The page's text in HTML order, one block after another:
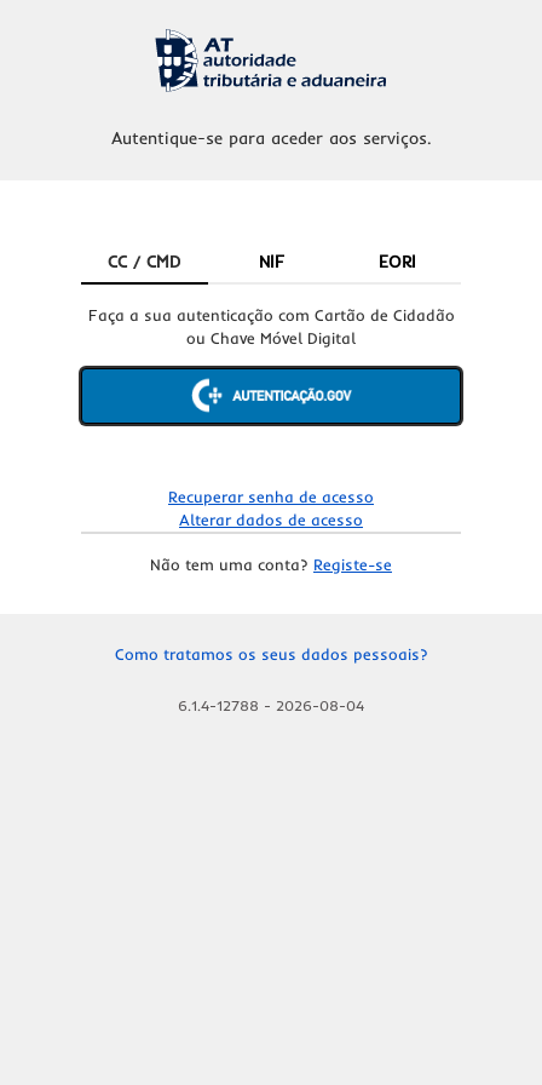
Autentique-se para aceder aos serviços.
CC / CMD NIF EORI
Faça a sua autenticação com Cartão de Cidadão
ou Chave Móvel Digital
Recuperar senha de acesso
Alterar dados de acesso
Não tem uma conta? Registe-se
Como tratamos os seus dados pessoais?
6.1.4-12788 - 2026-08-04